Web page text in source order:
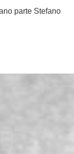
parte Stefano